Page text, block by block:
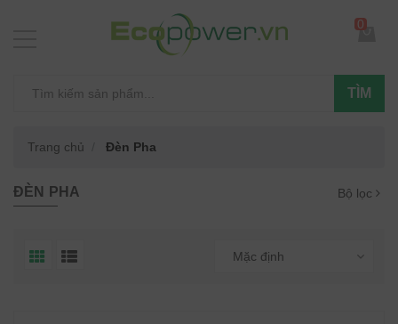
TÌM
0
Trang chủ Đèn Pha
ĐÈN PHA Bộ lọc
Mặc định